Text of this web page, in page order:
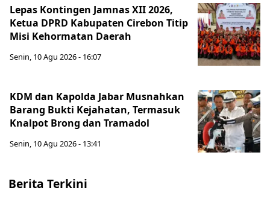
Lepas Kontingen Jamnas XII 2026,
Ketua DPRD Kabupaten Cirebon Titip
Misi Kehormatan Daerah
Senin, 10 Agu 2026 - 16:07
KDM dan Kapolda Jabar Musnahkan
Barang Bukti Kejahatan, Termasuk
Knalpot Brong dan Tramadol
Senin, 10 Agu 2026 - 13:41
Berita Terkini